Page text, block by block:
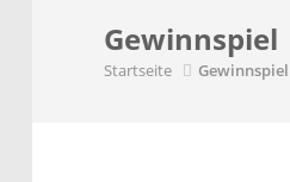
Gewinnspiel
Startseite Gewinnspiel